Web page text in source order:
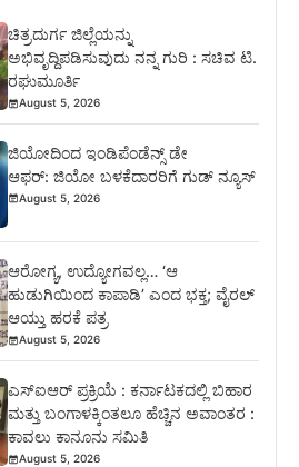
ಚಿತ್ರದುರ್ಗ ಜಿಲ್ಲೆಯನ್ನು
ಅಭಿವೃದ್ದಿಪಡಿಸುವುದು ನನ್ನ ಗುರಿ : ಸಚಿವ ಟಿ.
ರಘುಮೂರ್ತಿ
August 5, 2026
ಜಿಯೋದಿಂದ ಇಂಡಿಪೆಂಡೆನ್ಸ್ ಡೇ
ಆಫರ್: ಜಿಯೋ ಬಳಕೆದಾರರಿಗೆ ಗುಡ್ ನ್ಯೂಸ್
August 5, 2026
ಆರೋಗ್ಯ, ಉದ್ಯೋಗವಲ್ಲ… ‘ಆ
ಹುಡುಗಿಯಿಂದ ಕಾಪಾಡಿ’ ಎಂದ ಭಕ್ತ; ವೈರಲ್
ಆಯ್ತು ಹರಕೆ ಪತ್ರ
August 5, 2026
ಎಸ್‍ಐಆರ್ ಪ್ರಕ್ರಿಯೆ : ಕರ್ನಾಟಕದಲ್ಲಿ ಬಿಹಾರ
ಮತ್ತು ಬಂಗಾಳಕ್ಕಿಂತಲೂ ಹೆಚ್ಚಿನ ಅವಾಂತರ :
ಕಾವಲು ಕಾನೂನು ಸಮಿತಿ
August 5, 2026